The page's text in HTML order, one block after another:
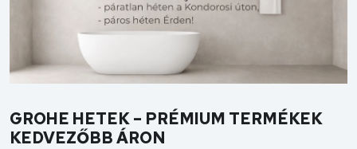
GROHE HETEK – PRÉMIUM TERMÉKEK
KEDVEZŐBB ÁRON